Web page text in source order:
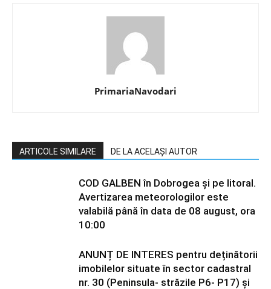
PrimariaNavodari
ARTICOLE SIMILARE DE LA ACELAȘI AUTOR
COD GALBEN în Dobrogea și pe litoral.
Avertizarea meteorologilor este
valabilă până în data de 08 august, ora
10:00
ANUNȚ DE INTERES pentru deținătorii
imobilelor situate în sector cadastral
nr. 30 (Peninsula- străzile P6- P17) și